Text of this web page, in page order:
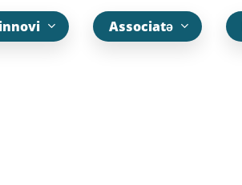
Associatə